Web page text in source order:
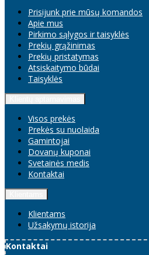
Prisijunk prie mūsų komandos
Apie mus
Pirkimo sąlygos ir taisyklės
Prekių grąžinimas
Prekių pristatymas
Atsiskaitymo būdai
Taisyklės
Visos prekės
Prekės su nuolaida
Gamintojai
Dovanų kuponai
Svetainės medis
Kontaktai
Klientams
Užsakymų istorija
Kontaktai